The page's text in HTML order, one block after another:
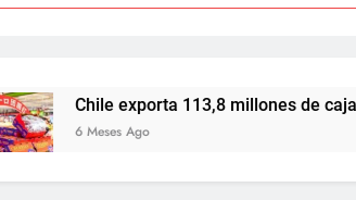
exporta 113,8 millones de cajas de cerezas
Ago